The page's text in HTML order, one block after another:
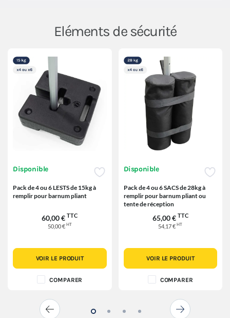
Eléments de sécurité
Disponible
Pack de 4 ou 6 LESTS de 15kg à
remplir pour barnum pliant
60,00 € TTC
50,00 € HT
VOIR LE PRODUIT
COMPARER
Disponible
Pack de 4 ou 6 SACS de 28kg à
remplir pour barnum pliant ou
tente de réception
65,00 € TTC
54,17 €HT
VOIR LE PRODUIT
COMPARER